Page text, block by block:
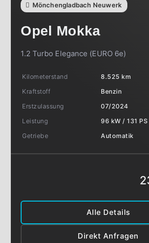
Mönchengladbach Neuwerk
Opel Mokka
1.2 Turbo Elegance (EURO 6e)
Kilometerstand
8.525 km
Kraftstoff
Benzin
Erstzulassung
07/2024
Leistung
96 kW / 131 PS
Getriebe
Automatik
Alle Details
Direkt Anfragen